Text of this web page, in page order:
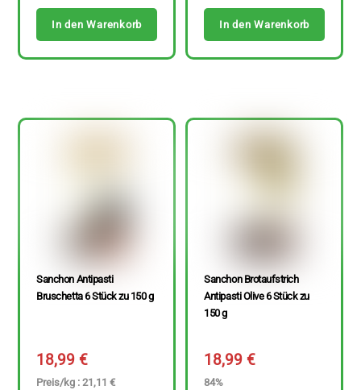
In den Warenkorb In den Warenkorb
Sanchon Antipasti
Bruschetta 6 Stück zu 150 g
18,99€
Preis/kg : 21,11 €
Sanchon Brotaufstrich
Antipasti Olive 6 Stück zu
150 g
18,99€
84%